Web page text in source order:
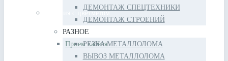
Изделия с цветметом
Прием кабеля
ДЕМОНТАЖ СПЕЦТЕХНИКИ
ДЕМОНТАЖ СТРОЕНИЙ
РАЗНОЕ
РЕЗКА МЕТАЛЛОЛОМА
ВЫВОЗ МЕТАЛЛОЛОМА